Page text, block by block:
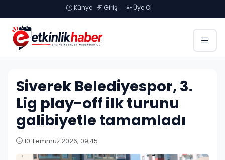
Künye Giriş Üye Ol
Siverek Belediyespor, 3.
Lig play-off ilk turunu
galibiyetle tamamladı
10 Temmuz 2026, 09:45